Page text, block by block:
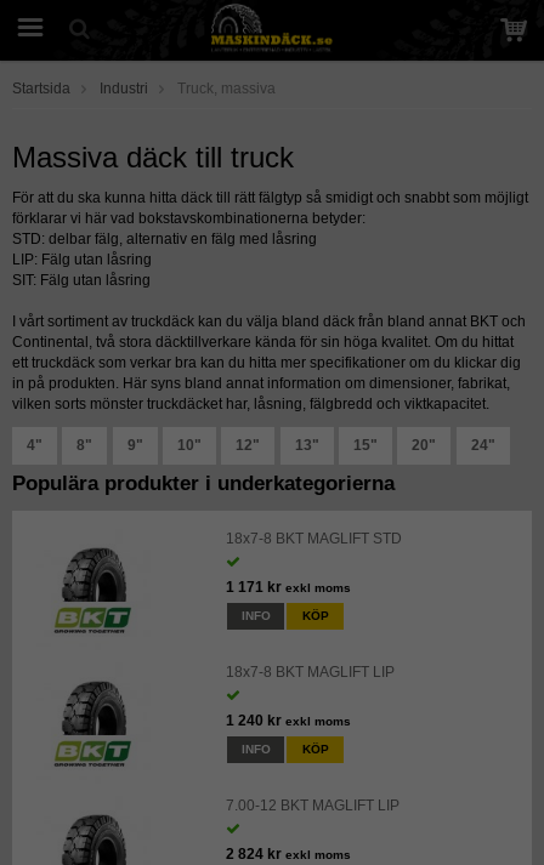
Startsida Industri Truck, massiva
Massiva däck till truck
För att du ska kunna hitta däck till rätt fälgtyp så smidigt och snabbt som möjligt
förklarar vi här vad bokstavskombinationerna betyder:
STD: delbar fälg, alternativ en fälg med låsring
LIP: Fälg utan låsring
SIT: Fälg utan låsring
I vårt sortiment av truckdäck kan du välja bland däck från bland annat BKT och
Continental, två stora däcktillverkare kända för sin höga kvalitet. Om du hittat
ett truckdäck som verkar bra kan du hitta mer specifikationer om du klickar dig
in på produkten. Här syns bland annat information om dimensioner, fabrikat,
vilken sorts mönster truckdäcket har, låsning, fälgbredd och viktkapacitet.
4" 8" 9" 10" 12" 13" 15" 20" 24"
Populära produkter i underkategorierna
18x7-8 BKT MAGLIFT STD
1 171 kr exkl moms
INFO KÖP
18x7-8 BKT MAGLIFT LIP
1 240 kr exkl moms
INFO KÖP
7.00-12 BKT MAGLIFT LIP
2 824 kr exkl moms